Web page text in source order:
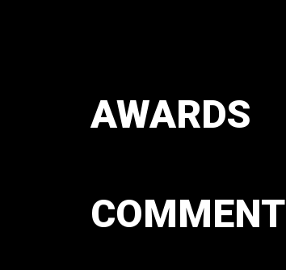
AWARDS
COMMENT